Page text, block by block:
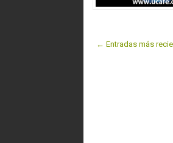
← Entradas más